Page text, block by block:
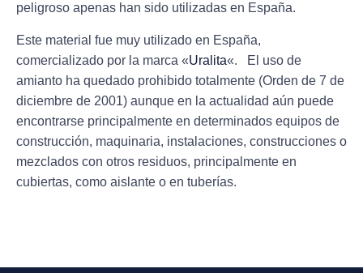
peligroso apenas han sido utilizadas en España.
Este material fue muy utilizado en España,
comercializado por la marca «Uralita«. El uso de
amianto ha quedado prohibido totalmente (Orden de 7 de
diciembre de 2001) aunque en la actualidad aún puede
encontrarse principalmente en determinados equipos de
construcción, maquinaria, instalaciones, construcciones o
mezclados con otros residuos, principalmente en
cubiertas, como aislante o en tuberías.